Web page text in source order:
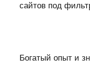
сайтов под
Богатый опыт и